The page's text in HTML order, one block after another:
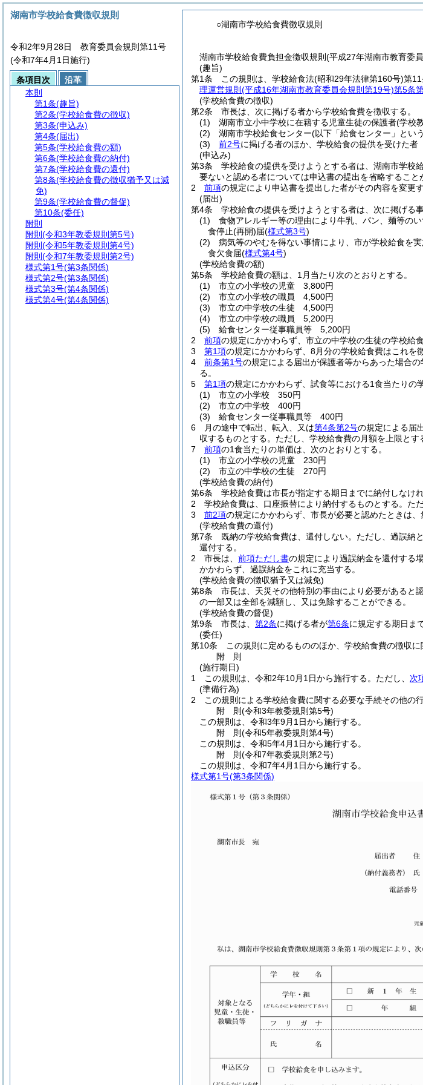
○湖南市学校給食費徴収規則
湖南市学校給食費負担金徴収規則(平成27年湖南市教育委
(趣旨)
第1条
この規則は、学校給食法(昭和29年法律第160号)第
理運営規則 (平成16年湖南市教育委員会規則第19号)第5条
(学校給食費の徴収)
第2条
市長は、次に掲げる者から学校給食費を徴収する。
(1)
湖南市立小中学校に在籍する児童生徒の保護者(学校
(2)
湖南市学校給食センター(以下「給食センター」とい
(3)
前2号に掲げる者のほか、学校給食の提供を受けた者
(申込み)
第3条
学校給食の提供を受けようとする者は、湖南市学校
要ないと認める者については申込書の提出を省略すること
2
前項の規定により申込書を提出した者がその内容を変更
(届出)
第4条
学校給食の提供を受けようとする者は、次に掲げる
(1)
食物アレルギー等の理由により牛乳、パン、麺等の
食停止(再開)届(様式第3号)
(2)
病気等のやむを得ない事情により、市が学校給食を
食欠食届(様式第4号)
(学校給食費の額)
第5条
学校給食費の額は、1月当たり次のとおりとする。
(1)
市立の小学校の児童 3,800円
(2)
市立の小学校の職員 4,500円
(3)
市立の中学校の生徒 4,500円
(4)
市立の中学校の職員 5,200円
(5)
給食センター従事職員等 5,200円
2
前項の規定にかかわらず、市立の中学校の生徒の学校給
3
第1項の規定にかかわらず、8月分の学校給食費はこれを
4
前条第1号の規定による届出が保護者等からあった場合の
る。
5
第1項の規定にかかわらず、試食等における1食当たりの
(1)
市立の小学校 350円
(2)
市立の中学校 400円
(3)
給食センター従事職員等 400円
6
月の途中で転出、転入、又は第4条第2号の規定による届
収するものとする。 ただし、学校給食費の月額を上限とす
7
前項の1食当たりの単価は、次のとおりとする。
(1)
市立の小学校の児童 230円
(2)
市立の中学校の生徒 270円
(学校給食費の納付)
第6条
学校給食費は市長が指定する期日までに納付しなけれ
2
学校給食費は、口座振替により納付するものとする。 た
3
前2項の規定にかかわらず、市長が必要と認めたときは、
(学校給食費の還付)
第7条
既納の学校給食費は、還付しない。 ただし、過誤納
還付する。
2
市長は、 前項ただし書の規定により過誤納金を還付する
かかわらず、過誤納金をこれに充当する。
(学校給食費の徴収猶予又は減免)
第8条
市長は、天災その他特別の事由により必要があると認
の一部又は全部を減額し、又は免除することができる。
(学校給食費の督促)
第9条
市長は、 第2条に掲げる者が第6条に規定する期日ま
(委任)
第10条
この規則に定めるもののほか、学校給食費の徴収
附 則
(施行期日)
1
この規則は、令和2年10月1日から施行する。 ただし、 次
(準備行為)
2
この規則による学校給食費に関する必要な手続その他の
附 則(令和3年教委規則第5号)
この規則は、令和3年9月1日から施行する。
附 則(令和5年教委規則第4号)
この規則は、令和5年4月1日から施行する。
附 則(令和7年教委規則第2号)
この規則は、令和7年4月1日から施行する。
様式第1号(第3条関係)
湖南市学校給食費徴収規則
令和2年9月28日 教育委員会規則第11号
(令和7年4月1日施行)
条項目次
沿革
本則
第1条(趣旨)
第2条(学校給食費の徴収)
第3条(申込み)
第4条(届出)
第5条(学校給食費の額)
第6条(学校給食費の納付)
第7条(学校給食費の還付)
第8条(学校給食費の徴収猶予又は減
免)
第9条(学校給食費の督促)
第10条(委任)
附則
附則 (令和3年教委規則第5号)
附則 (令和5年教委規則第4号)
附則 (令和7年教委規則第2号)
様式第1号(第3条関係)
様式第2号(第3条関係)
様式第3号(第4条関係)
様式第4号(第4条関係)